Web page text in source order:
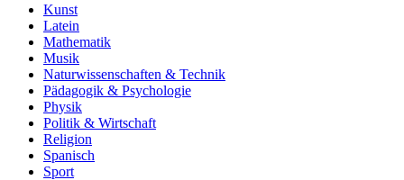
Kunst
Latein
Mathematik
Musik
Naturwissenschaften & Technik
Pädagogik & Psychologie
Physik
Politik & Wirtschaft
Religion
Spanisch
Sport